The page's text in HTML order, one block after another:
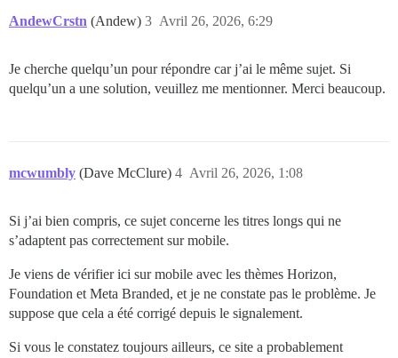
AndewCrstn (Andew) Avril 26, 2026, 6:29
3
Je cherche quelqu’un pour répondre car j’ai le même sujet. Si
quelqu’un a une solution, veuillez me mentionner. Merci beaucoup.
mcwumbly (Dave McClure) Avril 26, 2026, 1:08
4
Si j’ai bien compris, ce sujet concerne les titres longs qui ne
s’adaptent pas correctement sur mobile.
Je viens de vérifier ici sur mobile avec les thèmes Horizon,
Foundation et Meta Branded, et je ne constate pas le problème. Je
suppose que cela a été corrigé depuis le signalement.
Si vous le constatez toujours ailleurs, ce site a probablement